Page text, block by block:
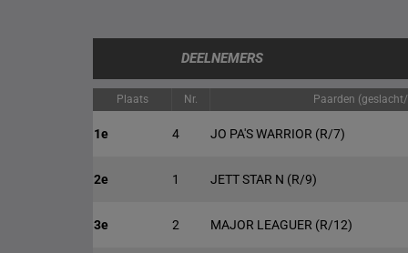
DEELNEMERS
Plaats Nr. Paarden
1e 4 JO PA'S WARRIOR (R/7)
2e 1 JETT STAR N (R/9)
3e 2 MAJOR LEAGUER (R/12)